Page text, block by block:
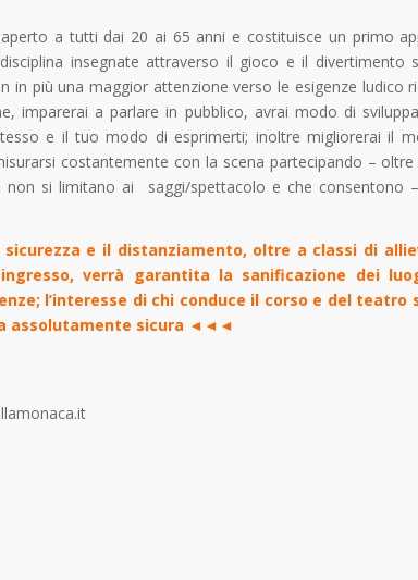
a tutti dai 20 ai 65 anni e costituisce un primo
insegnate attraverso il gioco e il divertimento
in più una maggior attenzione verso le esigenze ludico
imparerai a parlare in pubblico, avrai modo di
e il tuo modo di esprimerti; inoltre migliorerai il
costantemente con la scena partecipando –
non si limitano ai saggi/spettacolo e che consentono
e il distanziamento, oltre a classi di
verrà garantita la sanificazione dei
l’interesse di chi conduce il corso e del teatro
assolutamente sicura ◄◄◄